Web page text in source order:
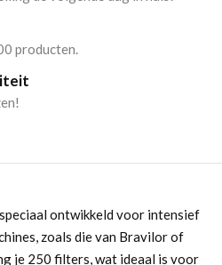
producten.
ontwikkeld voor intensief
zoals die van Bravilor of
je 250 filters, wat ideaal is voor